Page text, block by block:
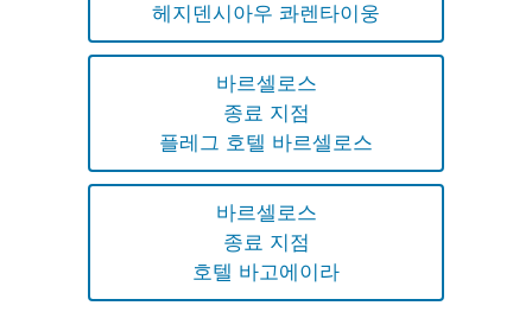
헤지덴시아우 콰렌타이웅
바르셀로스
종료 지점
플레그 호텔 바르셀로스
바르셀로스
종료 지점
호텔 바고에이라